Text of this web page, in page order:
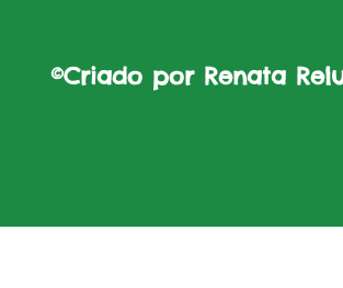
©Criado por Renata